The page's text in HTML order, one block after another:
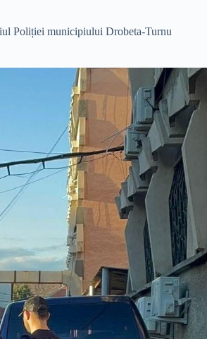
Poliției municipiului Drobeta-Turnu